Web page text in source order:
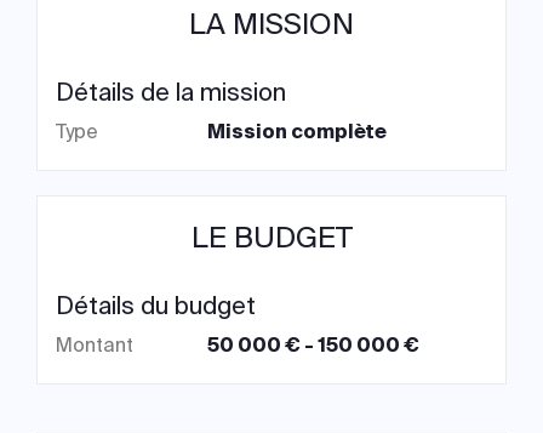
LA MISSION
Détails de la mission
Type Mission complète
LE BUDGET
Détails du budget
Montant 50 000 € - 150 000 €